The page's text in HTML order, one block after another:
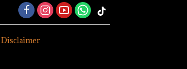
Disclaimer